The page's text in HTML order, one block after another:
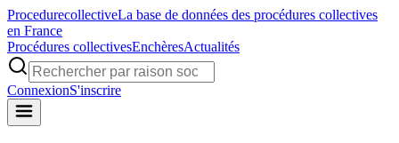
ProcedurecollectiveLa base de données des procédures collectives
en France
Procédures collectivesEnchèresActualités
ConnexionS'inscrire